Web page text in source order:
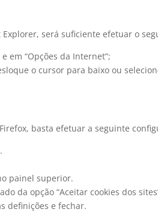
será suficiente efetuar o
em “Opções da Internet”;
o cursor para baixo ou
basta efetuar a seguinte
painel superior.
da opção “Aceitar cookies dos
definições e fechar.